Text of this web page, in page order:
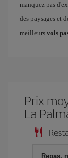
manquez pas
des paysages et
meilleurs vols
Prix
La
Repas,